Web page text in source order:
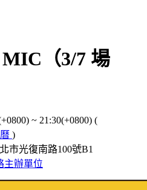
（3/7 場
~ 21:30(+0800) (
)
市光復南路100號B1
主辦單位